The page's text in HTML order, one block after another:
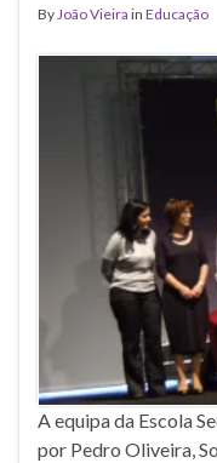
ByJoão Vieira in Educação
A equipa da Escola
por Pedro Oliveira,